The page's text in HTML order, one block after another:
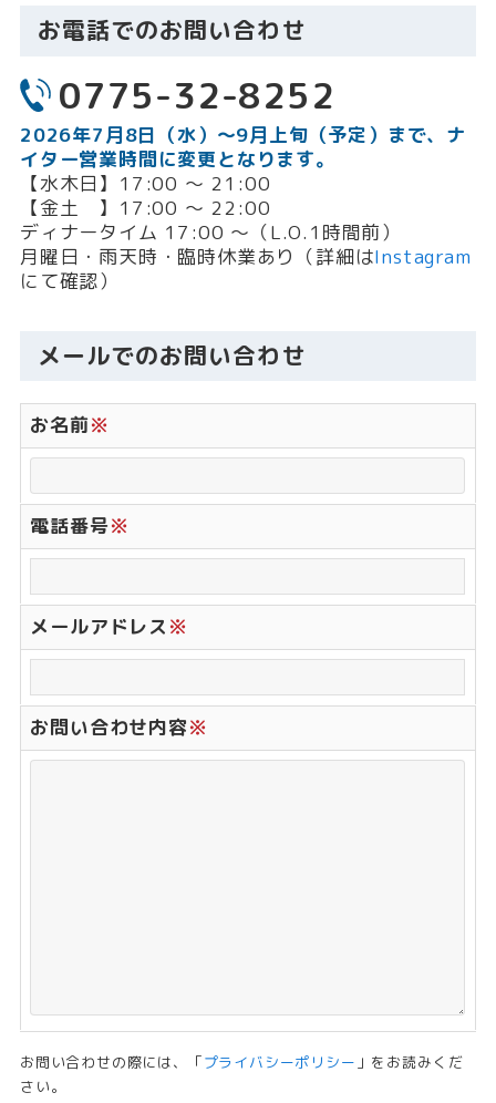
お電話でのお問い合わせ
0775-32-8252
2026年7月8日（水）〜9月上旬（予定）まで、ナ
イター営業時間に変更となります。
【水木日】17:00 〜 21:00
【金土 】17:00 〜 22:00
ディナータイム 17:00 〜（L.O.1時間前）
月曜日・雨天時・臨時休業あり（詳細はInstagram
にて確認）
メールでのお問い合わせ
お名前※
電話番号※
メールアドレス ※
お問い合わせ内容※
お問い合わせの際には、「プライバシーポリシー 」をお読みくだ
さい。